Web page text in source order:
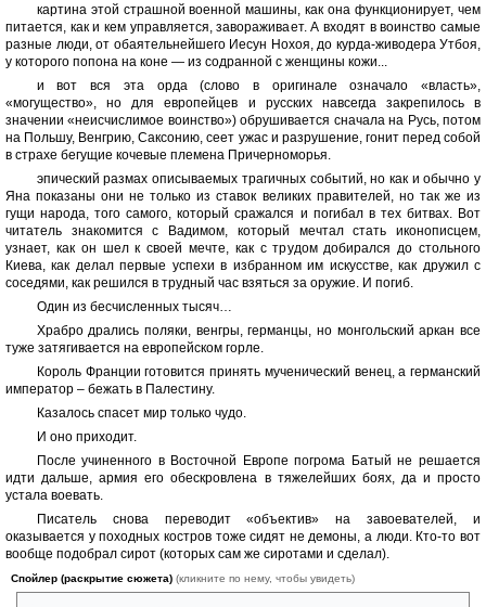
картина этой страшной военной машины, как она функционирует, чем
питается, как и кем управляется, завораживает. А входят в воинство самые
разные люди, от обаятельнейшего Иесун Нохоя, до курда-живодера Утбоя,
у которого попона на коне — из содранной с женщины кожи...
и вот вся эта орда (слово в оригинале означало «власть»,
«могущество», но для европейцев и русских навсегда закрепилось в
значении «неисчислимое воинство») обрушивается сначала на Русь, потом
на Польшу, Венгрию, Саксонию, сеет ужас и разрушение, гонит перед собой
в страхе бегущие кочевые племена Причерноморья.
эпический размах описываемых трагичных событий, но как и обычно у
Яна показаны они не только из ставок великих правителей, но так же из
гущи народа, того самого, который сражался и погибал в тех битвах. Вот
читатель знакомится с Вадимом, который мечтал стать иконописцем,
узнает, как он шел к своей мечте, как с трудом добирался до стольного
Киева, как делал первые успехи в избранном им искусстве, как дружил с
соседями, как решился в трудный час взяться за оружие. И погиб.
Один из бесчисленных тысяч…
Храбро дрались поляки, венгры, германцы, но монгольский аркан все
туже затягивается на европейском горле.
Король Франции готовится принять мученический венец, а германский
император – бежать в Палестину.
Казалось спасет мир только чудо.
И оно приходит.
После учиненного в Восточной Европе погрома Батый не решается
идти дальше, армия его обескровлена в тяжелейших боях, да и просто
устала воевать.
Писатель снова переводит «объектив» на завоевателей, и
оказывается у походных костров тоже сидят не демоны, а люди. Кто-то вот
вообще подобрал сирот (которых сам же сиротами и сделал).
Спойлер (раскрытие сюжета) (кликните по нему, чтобы увидеть)